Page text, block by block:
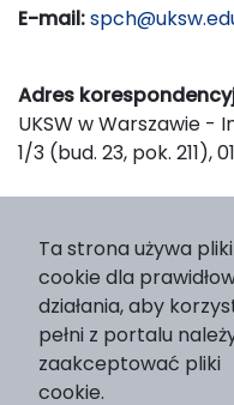
E-mail:
Adres
UKSW w Warszawie -
1/3 (bud. 23, pok. 211),
Wydawnictwo
nr 2, 01-815 Warszawa
Strona WWW
e-mail:
Ta strona używa pliki
cookie dla
działania, aby
pełni z portalu
zaakceptować pliki
cookie.